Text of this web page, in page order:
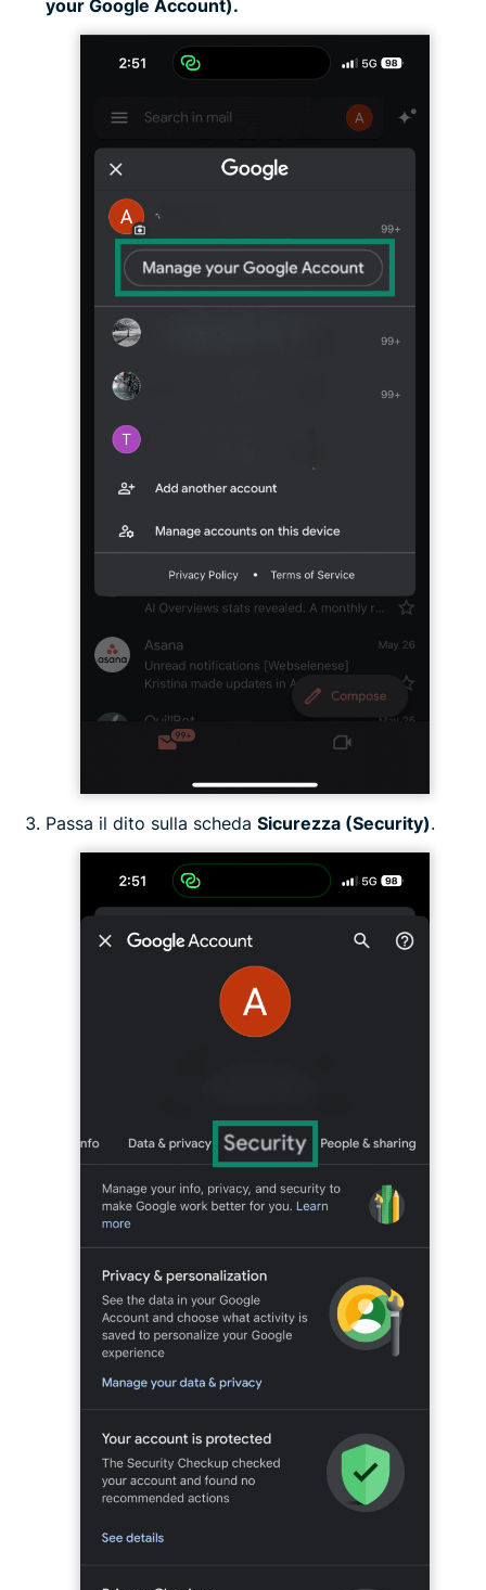
your Google Account).
Passa il dito sulla scheda Sicurezza (Security).